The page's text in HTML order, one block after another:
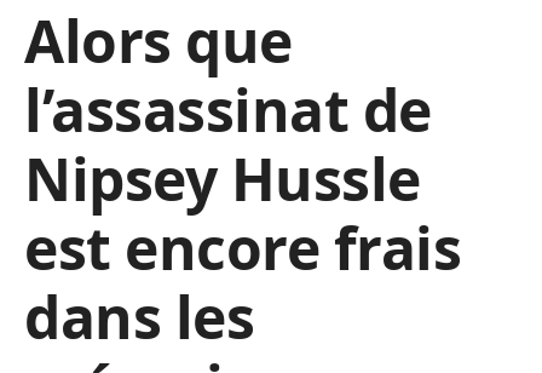
Alors que
l’assassinat de
Nipsey Hussle
est encore frais
dans les